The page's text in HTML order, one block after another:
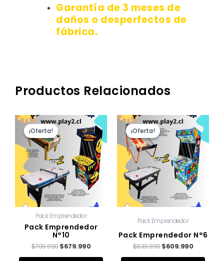
Garantía de 3 meses de
daños o desperfectos de
fábrica.
Productos Relacionados
¡Oferta!
¡Oferta!
Pack Emprendedor
Pack Emprendedor
N°10
$709.990
El
precio
original
era:
$709.990.
$679.990
El
precio
actual
es:
$679.990.
¡Oferta!
¡Oferta!
Pack Emprendedor
Pack Emprendedor N°6
$639.990
El
precio
original
$639.990.
$609.990
El
precio
actual
es: